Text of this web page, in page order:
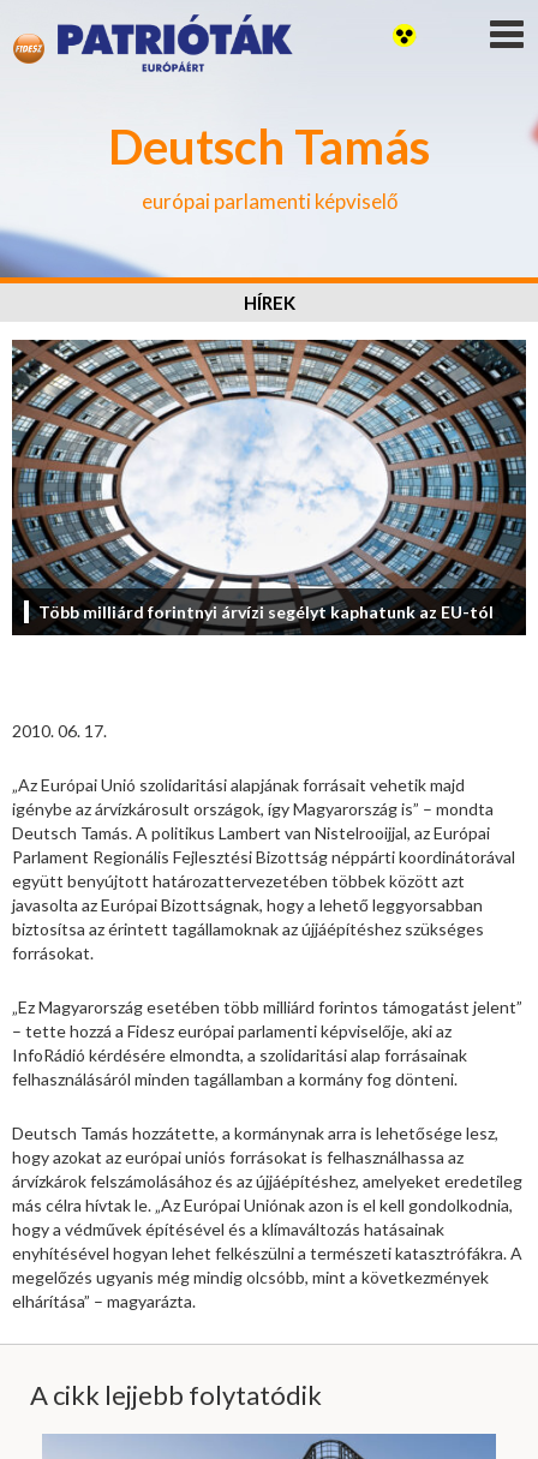
Deutsch Tamás
európai parlamenti képviselő
HÍREK
Több milliárd forintnyi árvízi segélyt kaphatunk az EU-tól
2010. 06. 17.
„Az Európai Unió szolidaritási alapjának forrásait vehetik majd
igénybe az árvízkárosult országok, így Magyarország is” – mondta
Deutsch Tamás. A politikus Lambert van Nistelrooijjal, az Európai
Parlament Regionális Fejlesztési Bizottság néppárti koordinátorával
együtt benyújtott határozattervezetében többek között azt
javasolta az Európai Bizottságnak, hogy a lehető leggyorsabban
biztosítsa az érintett tagállamoknak az újjáépítéshez szükséges
forrásokat.
„Ez Magyarország esetében több milliárd forintos támogatást jelent”
– tette hozzá a Fidesz európai parlamenti képviselője, aki az
InfoRádió kérdésére elmondta, a szolidaritási alap forrásainak
felhasználásáról minden tagállamban a kormány fog dönteni.
Deutsch Tamás hozzátette, a kormánynak arra is lehetősége lesz,
hogy azokat az európai uniós forrásokat is felhasználhassa az
árvízkárok felszámolásához és az újjáépítéshez, amelyeket eredetileg
más célra hívtak le. „Az Európai Uniónak azon is el kell gondolkodnia,
hogy a védművek építésével és a klímaváltozás hatásainak
enyhítésével hogyan lehet felkészülni a természeti katasztrófákra. A
megelőzés ugyanis még mindig olcsóbb, mint a következmények
elhárítása” – magyarázta.
A cikk lejjebb folytatódik